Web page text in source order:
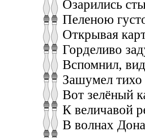
Озарились
Пеленою
Открывая
Горделиво
Вспомнил,
Зашумел тихо
Вот зелёный
К величавой
В волнах